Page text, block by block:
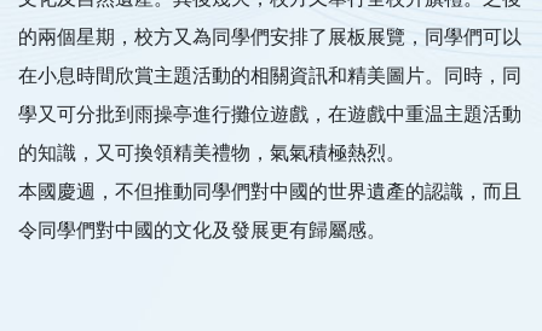
的兩個星期，校方又為同學們安排了展板展覽，同學們可以
在小息時間欣賞主題活動的相關資訊和精美圖片。同時，同
學又可分批到雨操亭進行攤位遊戲，在遊戲中重温主題活動
的知識，又可換領精美禮物，氣氣積極熱烈。
本國慶週，不但推動同學們對中國的世界遺產的認識，而且
令同學們對中國的文化及發展更有歸屬感。